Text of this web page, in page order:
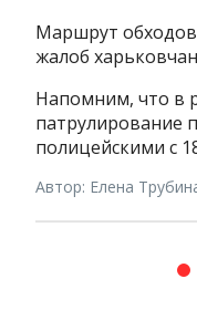
Маршрут обходов
жалоб
Напомним, что в
патрулирование
полицейскими с
Автор: Елена